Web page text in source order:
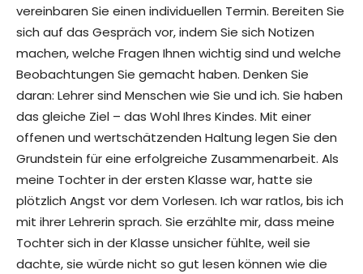
vereinbaren Sie einen individuellen Termin. Bereiten Sie
sich auf das Gespräch vor, indem Sie sich Notizen
machen, welche Fragen Ihnen wichtig sind und welche
Beobachtungen Sie gemacht haben. Denken Sie
daran: Lehrer sind Menschen wie Sie und ich. Sie haben
das gleiche Ziel – das Wohl Ihres Kindes. Mit einer
offenen und wertschätzenden Haltung legen Sie den
Grundstein für eine erfolgreiche Zusammenarbeit. Als
meine Tochter in der ersten Klasse war, hatte sie
plötzlich Angst vor dem Vorlesen. Ich war ratlos, bis ich
mit ihrer Lehrerin sprach. Sie erzählte mir, dass meine
Tochter sich in der Klasse unsicher fühlte, weil sie
dachte, sie würde nicht so gut lesen können wie die